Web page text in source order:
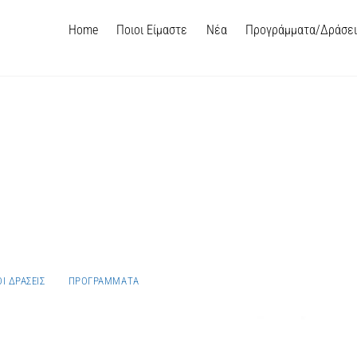
Home Ποιοι Είμαστε Νέα Προγράμματα/
ΔΡΆΣΕΙΣ ΠΡΟΓΡΑΜΜΑΤΑ